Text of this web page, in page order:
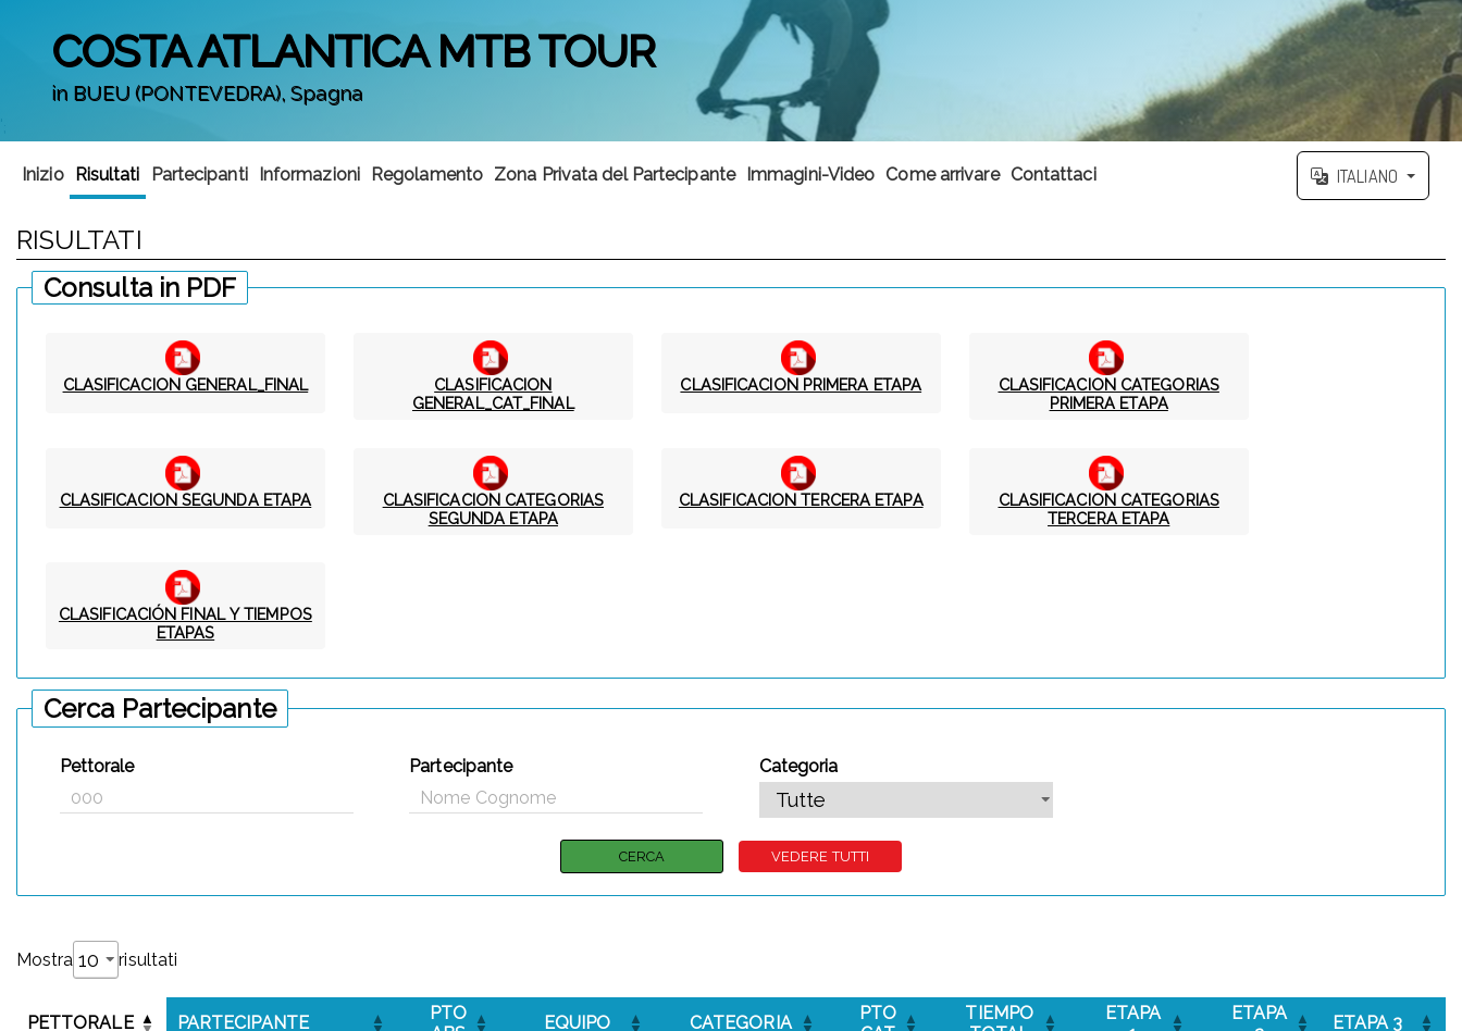
COSTA ATLANTICA MTB TOUR
in BUEU (PONTEVEDRA), Spagna
Inizio Risultati Partecipanti Informazioni Regolamento Zona Privata del Partecipante Immagini-Video Come arrivare Contattaci ITALIANO
RISULTATI
Consulta in PDF
CLASIFICACION GENERAL_FINAL
CLASIFICACION
GENERAL_CAT_FINAL
CLASIFICACION PRIMERA ETAPA
CLASIFICACION CATEGORIAS
PRIMERA ETAPA
CLASIFICACION SEGUNDA ETAPA
CLASIFICACION CATEGORIAS
SEGUNDA ETAPA
CLASIFICACION TERCERA ETAPA
CLASIFICACION CATEGORIAS
TERCERA ETAPA
CLASIFICACIÓN FINAL Y TIEMPOS
ETAPAS
Cerca Partecipante
Pettorale Partecipante Categoria
Mostra risultati
PETTORALE PARTECIPANTE
PTO
EQUIPO CATEGORIA
PTO
TIEMPO
ETAPA
ETAPA
ETAPA 3